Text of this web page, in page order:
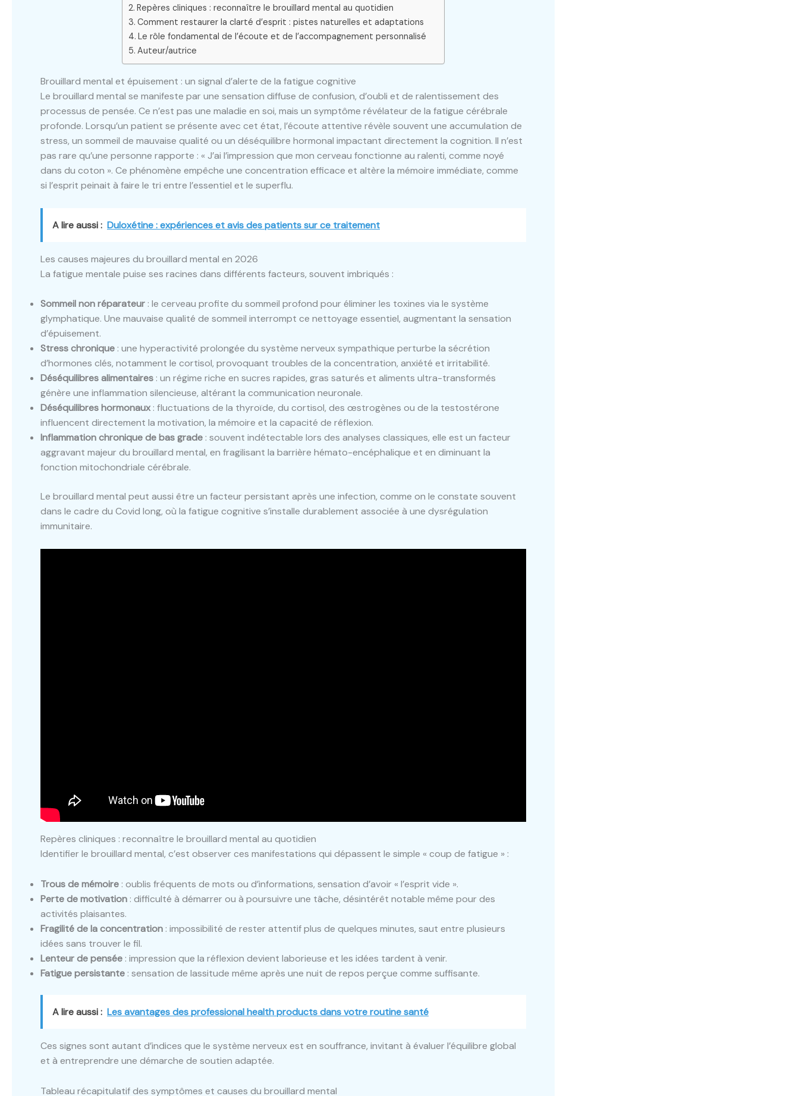
Repères cliniques : reconnaître le brouillard mental au quotidien
Comment restaurer la clarté d’esprit : pistes naturelles et adaptations
Le rôle fondamental de l’écoute et de l’accompagnement personnalisé
Auteur/autrice
Brouillard mental et épuisement : un signal d’alerte de la fatigue cognitive
Le brouillard mental se manifeste par une sensation diffuse de confusion, d’oubli et de ralentissement des
processus de pensée. Ce n’est pas une maladie en soi, mais un symptôme révélateur de la fatigue cérébrale
profonde. Lorsqu’un patient se présente avec cet état, l’écoute attentive révèle souvent une accumulation de
stress, un sommeil de mauvaise qualité ou un déséquilibre hormonal impactant directement la cognition. Il n’est
pas rare qu’une personne rapporte : « J’ai l’impression que mon cerveau fonctionne au ralenti, comme noyé
dans du coton ». Ce phénomène empêche une concentration efficace et altère la mémoire immédiate, comme
si l’esprit peinait à faire le tri entre l’essentiel et le superflu.
A lire aussi : Duloxétine : expériences et avis des patients sur ce traitement
Les causes majeures du brouillard mental en 2026
La fatigue mentale puise ses racines dans différents facteurs, souvent imbriqués :
Sommeil non réparateur : le cerveau profite du sommeil profond pour éliminer les toxines via le système
glymphatique. Une mauvaise qualité de sommeil interrompt ce nettoyage essentiel, augmentant la sensation
d’épuisement.
Stress chronique : une hyperactivité prolongée du système nerveux sympathique perturbe la sécrétion
d’hormones clés, notamment le cortisol, provoquant troubles de la concentration, anxiété et irritabilité.
Déséquilibres alimentaires : un régime riche en sucres rapides, gras saturés et aliments ultra-transformés
génère une inflammation silencieuse, altérant la communication neuronale.
Déséquilibres hormonaux: fluctuations de la thyroïde, du cortisol, des œstrogènes ou de la testostérone
influencent directement la motivation, la mémoire et la capacité de réflexion.
Inflammation chronique de bas grade : souvent indétectable lors des analyses classiques, elle est un facteur
aggravant majeur du brouillard mental, en fragilisant la barrière hémato-encéphalique et en diminuant la
fonction mitochondriale cérébrale.
Le brouillard mental peut aussi être un facteur persistant après une infection, comme on le constate souvent
dans le cadre du Covid long, où la fatigue cognitive s’installe durablement associée à une dysrégulation
immunitaire.
Repères cliniques : reconnaître le brouillard mental au quotidien
Identifier le brouillard mental, c’est observer ces manifestations qui dépassent le simple « coup de fatigue » :
Trous de mémoire : oublis fréquents de mots ou d’informations, sensation d’avoir « l’esprit vide ».
Perte de motivation : difficulté à démarrer ou à poursuivre une tâche, désintérêt notable même pour des
activités plaisantes.
Fragilité de la concentration : impossibilité de rester attentif plus de quelques minutes, saut entre plusieurs
idées sans trouver le fil.
Lenteur de pensée : impression que la réflexion devient laborieuse et les idées tardent à venir.
Fatigue persistante : sensation de lassitude même après une nuit de repos perçue comme suffisante.
A lire aussi : Les avantages des professional health products dans votre routine santé
Ces signes sont autant d’indices que le système nerveux est en souffrance, invitant à évaluer l’équilibre global
et à entreprendre une démarche de soutien adaptée.
Tableau récapitulatif des symptômes et causes du brouillard mental